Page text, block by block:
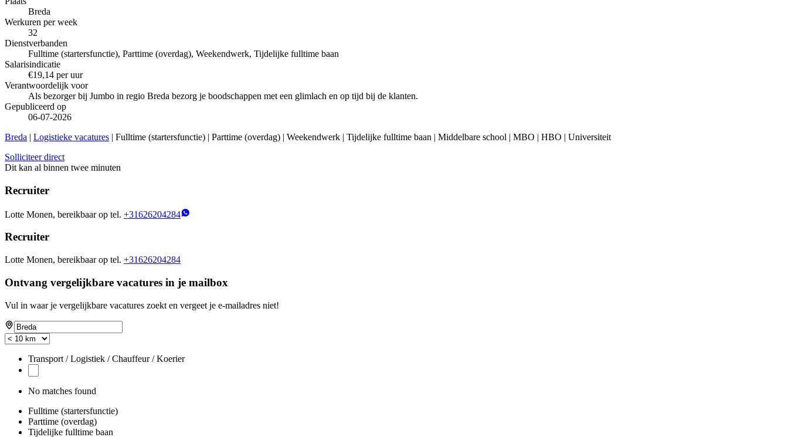
Breda
Werkuren per week
32
Dienstverbanden
Fulltime (startersfunctie), Parttime (overdag), Weekendwerk, Tijdelijke fulltime baan
Salarisindicatie
€19,14 per uur
Verantwoordelijk voor
Als bezorger bij Jumbo in regio Breda bezorg je boodschappen met een glimlach en op tijd bij de klanten.
Gepubliceerd op
06-07-2026
Breda | Logistieke vacatures | Fulltime (startersfunctie) | Parttime (overdag) | Weekendwerk | Tijdelijke fulltime baan | Middelbare school | MBO | HBO | Universiteit
Solliciteer direct
Dit kan al binnen twee minuten
Recruiter
Lotte Monen, bereikbaar op tel. +31626204284
Recruiter
Lotte Monen, bereikbaar op tel. +31626204284
Ontvang vergelijkbare vacatures in je mailbox
Vul in waar je vergelijkbare vacatures zoekt en vergeet je e-mailadres niet!
Transport / Logistiek / Chauffeur / Koerier
No matches found
Fulltime (startersfunctie)
Parttime (overdag)
Tijdelijke fulltime baan